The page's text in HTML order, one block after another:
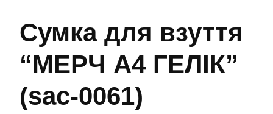
Сумка для взуття
“МЕРЧ А4 ГЕЛІК”
(sac-0061)